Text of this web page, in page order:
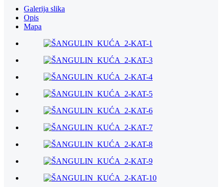
Galerija slika
Opis
Mapa